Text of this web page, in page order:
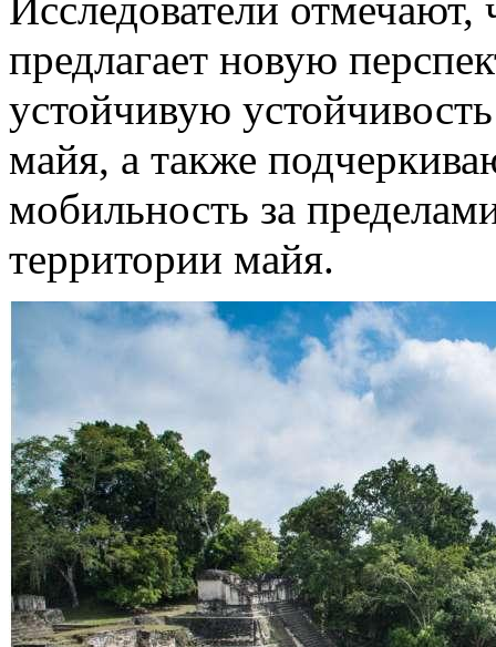
предлагает новую
устойчивую
майя, а также
мобильность за
территории майя.